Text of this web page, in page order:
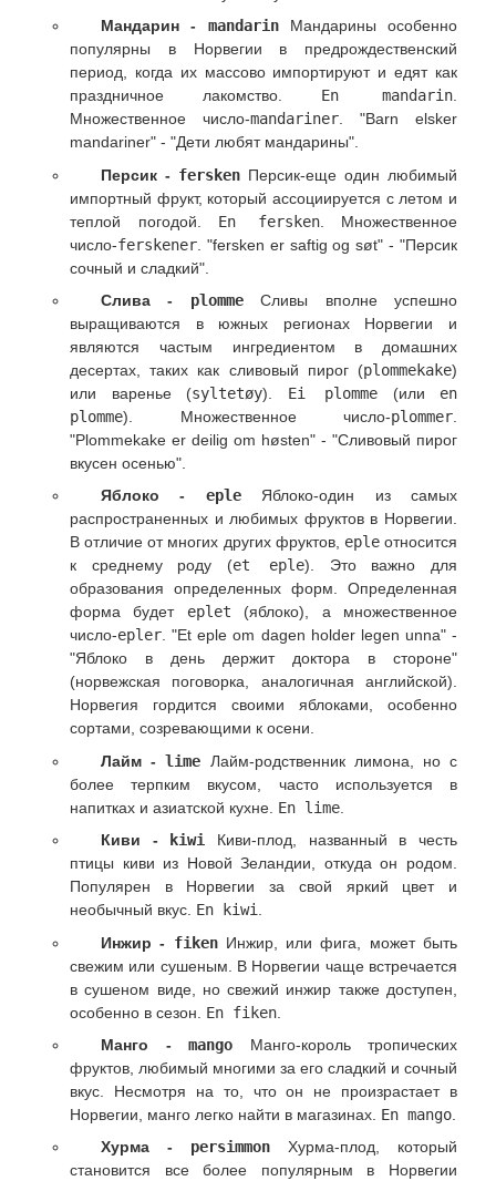
Мандарин - mandarinМандарины особенно
популярны в Норвегии в предрождественский
период, когда их массово импортируют и едят как
праздничное лакомство. En mandarin.
Множественное число-mandariner. "Barn elsker
mandariner" - "Дети любят мандарины".
Персик - fersken Персик-еще один любимый
импортный фрукт, который ассоциируется с летом и
теплой погодой. En fersken. Множественное
число-ferskener . "fersken er saftig og søt" - "Персик
сочный и сладкий".
Слива - plommeСливы вполне успешно
выращиваются в южных регионах Норвегии и
являются частым ингредиентом в домашних
десертах, таких как сливовый пирог (plommekake)
или варенье (syltetøy). Ei plomme (или en
plomme). Множественное число-plommer
"Plommekake er deilig om høsten" - "Сливовый пирог
вкусен осенью".
Яблоко - epleЯблоко-один из самых
распространенных и любимых фруктов в Норвегии.
В отличие от многих других фруктов, epleотносится
к среднему роду (et eple). Это важно для
образования определенных форм. Определенная
форма будет eplet (яблоко), а множественное
число-epler. "Et eple om dagen holder legen unna" -
"Яблоко в день держит доктора в стороне"
(норвежская поговорка, аналогичная английской).
Норвегия гордится своими яблоками, особенно
сортами, созревающими к осени.
Лайм -lime Лайм-родственник лимона, но с
более терпким вкусом, часто используется в
напитках и азиатской кухне. En lime
Киви -
kiwi
Киви-плод, названный в честь
птицы киви из Новой Зеландии, откуда он родом.
Популярен в Норвегии за свой яркий цвет и
необычный вкус. En kiwi
Инжир - fikenИнжир, или фига, может быть
свежим или сушеным. В Норвегии чаще встречается
в сушеном виде, но свежий инжир также доступен,
особенно в сезон. En fiken
Манго - mango Манго-король тропических
фруктов, любимый многими за его сладкий и сочный
вкус. Несмотря на то, что он не произрастает в
Норвегии, манго легко найти в магазинах. En mango
Хурма - persimmon Хурма-плод, который
становится все более популярным в Норвегии